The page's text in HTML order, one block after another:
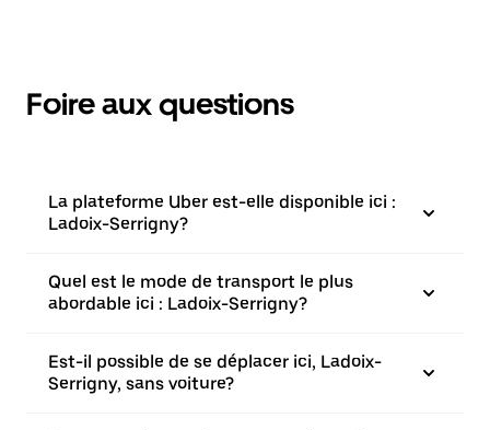
Foire aux questions
La plateforme Uber est-elle disponible ici :
Ladoix-Serrigny?
Quel est le mode de transport le plus
abordable ici : Ladoix-Serrigny?
Est-il possible de se déplacer ici, Ladoix-
Serrigny, sans voiture?